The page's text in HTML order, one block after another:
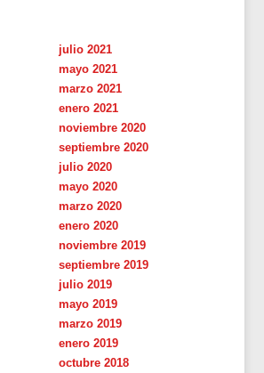
julio 2021
mayo 2021
marzo 2021
enero 2021
noviembre 2020
septiembre 2020
julio 2020
mayo 2020
marzo 2020
enero 2020
noviembre 2019
septiembre 2019
julio 2019
mayo 2019
marzo 2019
enero 2019
octubre 2018